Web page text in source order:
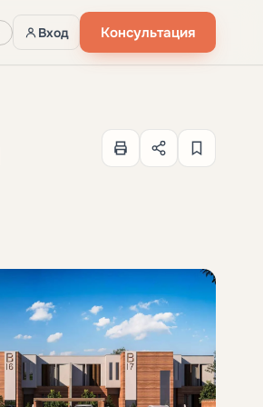
Вход Консультация